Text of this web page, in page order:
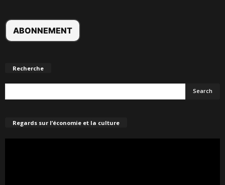
Recherche
Regards sur l’économie et la culture